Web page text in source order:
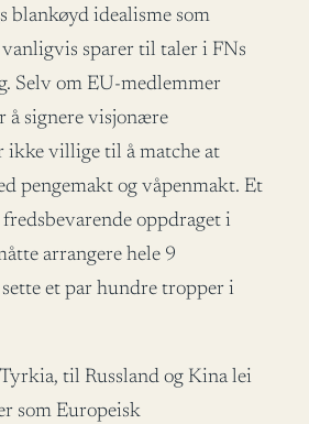
blankøyd idealisme som
sparer til taler i FNs
Selv om EU-medlemmer
å signere visjonære
ikke villige til å matche at
pengemakt og våpenmakt. Et
oppdraget i
arrangere hele 9
et par hundre tropper i
til Russland og Kina lei
som Europeisk